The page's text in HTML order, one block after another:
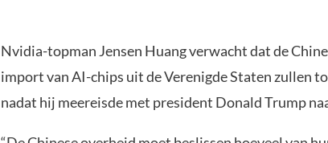
Nvidia-topman Jensen Huang verwacht dat de
import van AI-chips uit de Verenigde Staten zullen
nadat hij meereisde met president Donald Trump